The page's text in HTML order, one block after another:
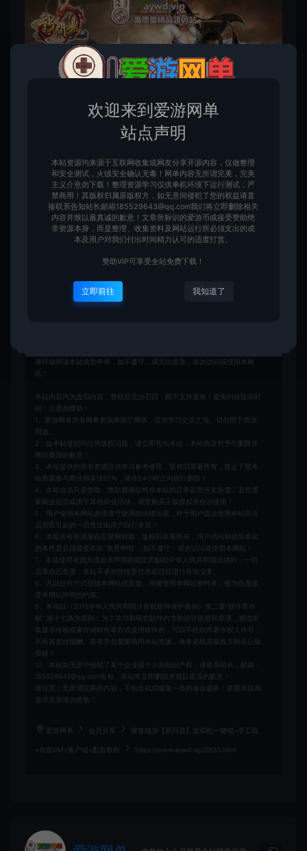
该内容为数字化虚拟物品，购买后获取连接可转存复
制，不支持任何理由退换！请一定确认无误再购买赞
助！如您不能接受，请勿赞助！ 客服QQ：3391007258
请仔细阅读本站免责申明，如不遵守，或无法接受，请勿访问或使用本网
站！
本站内容均为虚拟内容，赞助后无法召回，顾不支持退换！避免纠纷耽误时
间！介意勿赞助！
1、爱游网单所有网单资源来源于网络，仅供学习交流之用。切勿用于商业
用途。
2、如本帖侵犯到任何版权问题，请立即告知本站，本站将及时予与删除并
致以最深的歉意！
3、本站提供的所有资源仅供学习参考使用，版权归原著所有，禁止下载本
站资源参与商业和非法行为，请在24小时之内自行删除！
4、本站会员只是赞助，赞助费用仅维持本站的日常运营开支所需！若您需
要商业运营或用于其他商业活动，请您购买正版授权并合法使用！
5、用户使用本网站必须遵守使用的法律法规，对于用户违法使用本站非法
运营而引起的一切责任由用户自行承担！
6、本站所有资源来自互联网转载，版权归原著所有，用户访问和使用本站
的条件是必须接受本站“免责申明”，如不遵守，请勿访问或使用本网站！
7、本站使用者因为违反本声明的规定而触犯中华人民共和国法律的，一切
后果自己负责，本站不承担任何责任本站已经进行告知义务。
8、凡以任何方式登陆本网站或直接、间接使用本网站资料者，视为自愿接
受本网站声明的约束。
9、本站以《2013中华人民共和国计算机软件保护条例》第二章"软件菩作
权” 第十七条为原则：为了学习和研究软件内含的设计思想和原理，通过安
装显示传输或者存储软件等方式使用软件的，可以不经软件著作权人许可，
不向其支付报酬。若有学员需要商用本站资源，请务必联系版权方购买正版
授权！
10、本站如无意中侵犯了某个企业或个人的知识产权，请联系站长，邮箱：
185529643@qq.com告知，本站将立即删除并致以最深的歉意！
请注意：无所谓完美的内容，不包含BUG修复一类的修改服务！若要求较高
追求完美请勿赞助！
爱游网单 会员分享 搜集端游【新问鼎】虚拟机一键端+手工端
+内置GM+客户端+配套教程 https://www.aywd.vip/2833.html
欢迎来到爱游网单
站点声明
本站资源均来源于互联网收集或网友分享开源内容，仅做整理
和安全测试，火绒安全确认无毒！网单内容无所谓完美，完美
主义介意勿下载！整理资源学习仅供单机环境下运行测试，严
禁商用！其版权归属原版权方，如无意间侵犯了您的权益请直
接联系告知站长邮箱185529643@qq.com我们将立即删除相关
内容并致以最真诚的歉意！文章所标识的爱游币或接受赞助绝
非资源本身，而是整理、收集资料及网站运行所必须支出的成
本及用户对我们付出时间精力认可的适度打赏。
赞助VIP可享受全站免费下载！
立即前往 我知道了